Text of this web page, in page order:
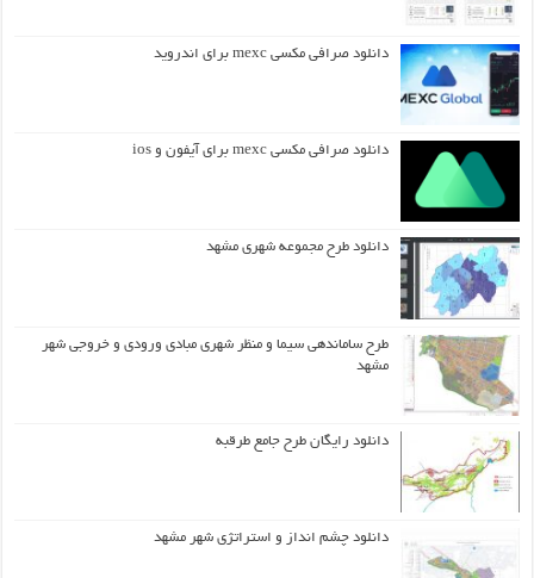
دانلود صرافی مکسی mexc برای اندروید
دانلود صرافی مکسی mexc برای آیفون و ios
دانلود طرح مجموعه شهری مشهد
طرح ساماندهی سیما و منظر شهری مبادی ورودی و خروجی شهر
مشهد
دانلود رایگان طرح جامع طرقبه
دانلود چشم انداز و استراتژی شهر مشهد